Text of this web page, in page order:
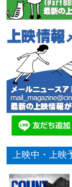
上映中・上映